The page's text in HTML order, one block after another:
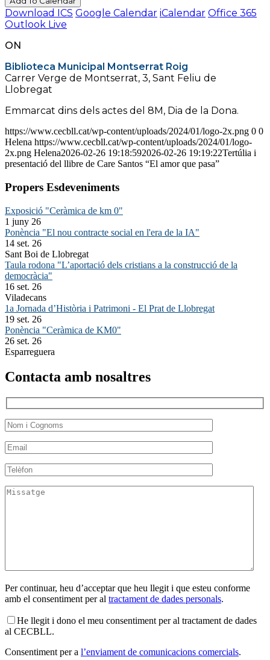
Download ICS Google Calendar iCalendar Office 365
Outlook Live
ON
Biblioteca Municipal Montserrat Roig
Carrer Verge de Montserrat, 3, Sant Feliu de
Llobregat
Emmarcat dins dels actes del 8M, Dia de la Dona.
https://www.cecbll.cat/wp-content/uploads/2024/01/logo-2x.png 0 0
Helena https://www.cecbll.cat/wp-content/uploads/2024/01/logo-
2x.png Helena2026-02-26 19:18:592026-02-26 19:19:22Tertúlia i
presentació del llibre de Care Santos “El amor que pasa”
Propers Esdeveniments
Exposició "Ceràmica de km 0"
1 juny 26
Ponència "El nou contracte social en l'era de la IA"
14 set. 26
Sant Boi de Llobregat
Taula rodona "L’aportació dels cristians a la construcció de la
democràcia"
16 set. 26
Viladecans
1a Jornada d’Història i Patrimoni - El Prat de Llobregat
19 set. 26
Ponència "Ceràmica de KM0"
26 set. 26
Esparreguera
Contacta amb nosaltres
Per continuar, heu d’acceptar que heu llegit i que esteu conforme
amb el consentiment per al tractament de dades personals.
He llegit i dono el meu consentiment per al tractament de dades
al CECBLL.
Consentiment per a l’enviament de comunicacions comercials.